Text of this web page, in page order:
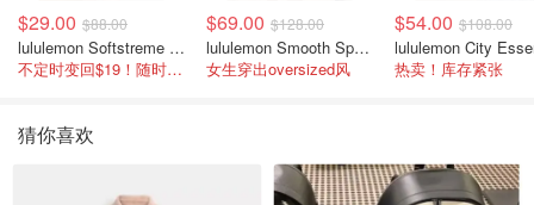
$29.00 $88.00
lululemon Softstreme 女士高腰短裤 10cm
不定时变回$19！随时点进来看
$69.00 $128.00
lululemon Smooth Spacer 经典卫衣
女生穿出oversized风
$54.00 $108.00
热卖！库存紧张
猜你喜欢